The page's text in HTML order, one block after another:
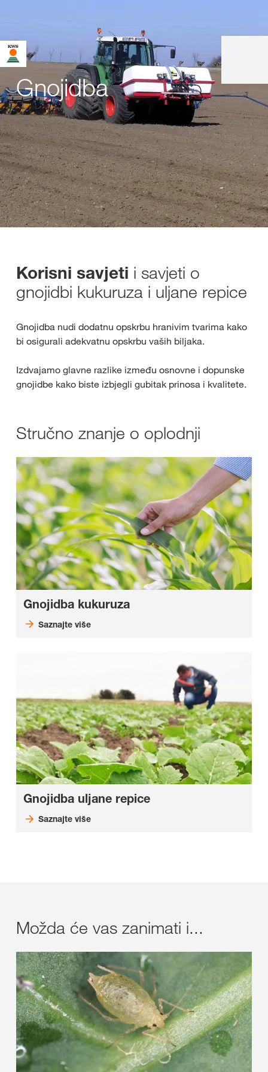
Gnojidba
Korisni savjeti i savjeti o
gnojidbi kukuruza i uljane repice
Gnojidba nudi dodatnu opskrbu hranivim tvarima kako
bi osigurali adekvatnu opskrbu vaših biljaka.
Izdvajamo glavne razlike između osnovne i dopunske
gnojidbe kako biste izbjegli gubitak prinosa i kvalitete.
Stručno znanje o oplodnji
Gnojidba kukuruza
Saznajte više
Gnojidba uljane repice
Saznajte više
Možda će vas zanimati i...